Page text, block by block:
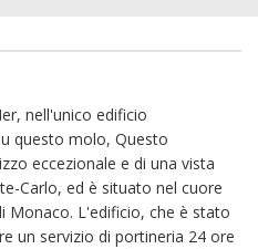
nell'unico edificio
questo molo, Questo
eccezionale e di una vista
Carlo, ed è situato nel cuore
Monaco. L'edificio, che è stato
un servizio di portineria 24 ore